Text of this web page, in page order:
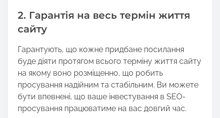
2. Гарантія на весь термін життя
сайту
Гарантують, що кожне придбане посилання
буде діяти протягом всього терміну життя сайту
на якому воно розміщенно, що робить
просування надійним та стабільним. Ви можете
бути впевнені, що ваше інвестування в SEO-
просування працюватиме на вас довгий час.